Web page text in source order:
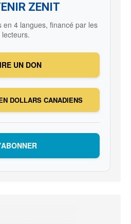
ZENIT
en 4 langues, financé par les
lecteurs.
UN DON
DOLLARS CANADIENS